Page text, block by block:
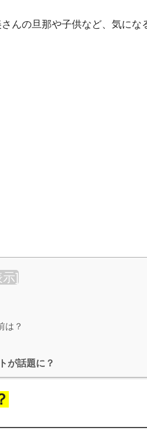
んの旦那や子供など、気にな
示]
は？
が話題に？